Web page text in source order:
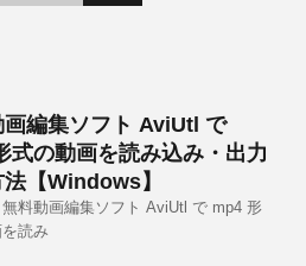
画編集ソフト AviUtl で
式の動画を読み込み・出力
【Windows】
料動画編集ソフト AviUtl で mp4 形
読み